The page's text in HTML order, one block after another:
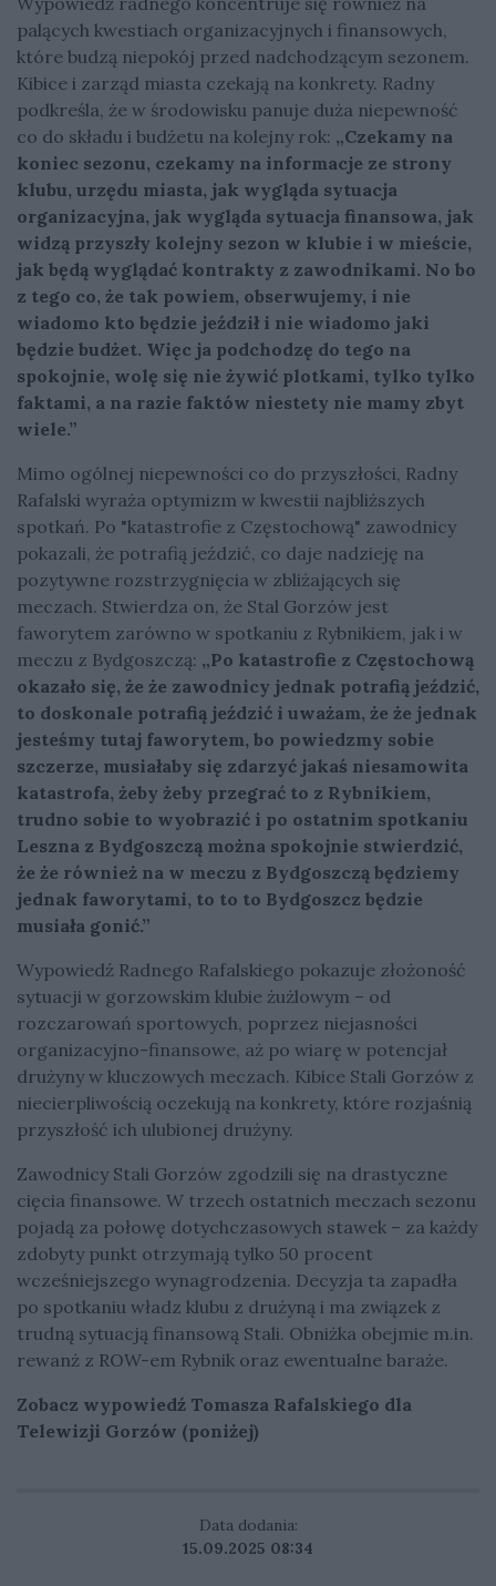
palących kwestiach organizacyjnych i finansowych,
które budzą niepokój przed nadchodzącym sezonem.
Kibice i zarząd miasta czekają na konkrety. Radny
podkreśla, że w środowisku panuje duża niepewność
co do składu i budżetu na kolejny rok: „Czekamy na
koniec sezonu, czekamy na informacje ze strony
klubu, urzędu miasta, jak wygląda sytuacja
organizacyjna, jak wygląda sytuacja finansowa, jak
widzą przyszły kolejny sezon w klubie i w mieście,
jak będą wyglądać kontrakty z zawodnikami. No bo
z tego co, że tak powiem, obserwujemy, i nie
wiadomo kto będzie jeździł i nie wiadomo jaki
będzie budżet. Więc ja podchodzę do tego na
spokojnie, wolę się nie żywić plotkami, tylko tylko
faktami, a na razie faktów niestety nie mamy zbyt
wiele.”
Mimo ogólnej niepewności co do przyszłości, Radny
Rafalski wyraża optymizm w kwestii najbliższych
spotkań. Po "katastrofie z Częstochową" zawodnicy
pokazali, że potrafią jeździć, co daje nadzieję na
pozytywne rozstrzygnięcia w zbliżających się
meczach. Stwierdza on, że Stal Gorzów jest
faworytem zarówno w spotkaniu z Rybnikiem, jak i w
meczu z Bydgoszczą: „Po katastrofie z Częstochową
okazało się, że że zawodnicy jednak potrafią jeździć,
to doskonale potrafią jeździć i uważam, że że jednak
jesteśmy tutaj faworytem, bo powiedzmy sobie
szczerze, musiałaby się zdarzyć jakaś niesamowita
katastrofa, żeby żeby przegrać to z Rybnikiem,
trudno sobie to wyobrazić i po ostatnim spotkaniu
Leszna z Bydgoszczą można spokojnie stwierdzić,
że że również na w meczu z Bydgoszczą będziemy
jednak faworytami, to to to Bydgoszcz będzie
musiała gonić.”
Wypowiedź Radnego Rafalskiego pokazuje złożoność
sytuacji w gorzowskim klubie żużlowym – od
rozczarowań sportowych, poprzez niejasności
organizacyjno-finansowe, aż po wiarę w potencjał
drużyny w kluczowych meczach. Kibice Stali Gorzów z
niecierpliwością oczekują na konkrety, które rozjaśnią
przyszłość ich ulubionej drużyny.
Zawodnicy Stali Gorzów zgodzili się na drastyczne
cięcia finansowe. W trzech ostatnich meczach sezonu
pojadą za połowę dotychczasowych stawek – za każdy
zdobyty punkt otrzymają tylko 50 procent
wcześniejszego wynagrodzenia. Decyzja ta zapadła
po spotkaniu władz klubu z drużyną i ma związek z
trudną sytuacją finansową Stali. Obniżka obejmie m.in.
rewanż z ROW-em Rybnik oraz ewentualne baraże.
Zobacz wypowiedź Tomasza Rafalskiego dla
Telewizji Gorzów (poniżej)
Data dodania:
15.09.2025 08:34